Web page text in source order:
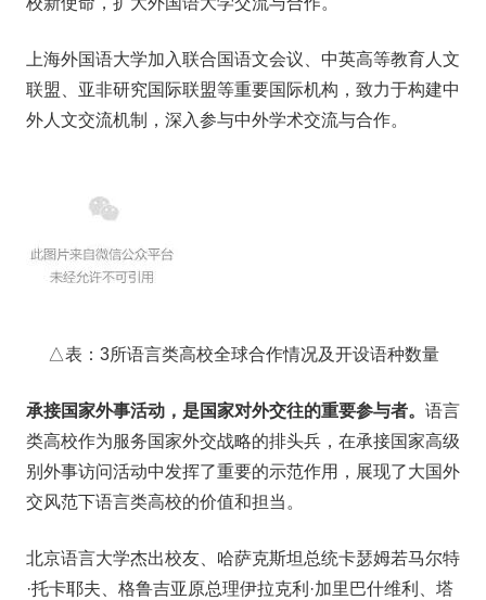
上海外国语大学加入联合国语文会议、中英高等教育人文
联盟、亚非研究国际联盟等重要国际机构，致力于构建中
外人文交流机制，深入参与中外学术交流与合作。
△表：3所语言类高校全球合作情况及开设语种数量
承接国家外事活动，是国家对外交往的重要参与者。 语言
类高校作为服务国家外交战略的排头兵，在承接国家高级
别外事访问活动中发挥了重要的示范作用，展现了大国外
交风范下语言类高校的价值和担当。
北京语言大学杰出校友、哈萨克斯坦总统卡瑟姆若马尔特
·托卡耶夫、格鲁吉亚原总理伊拉克利·加里巴什维利、塔